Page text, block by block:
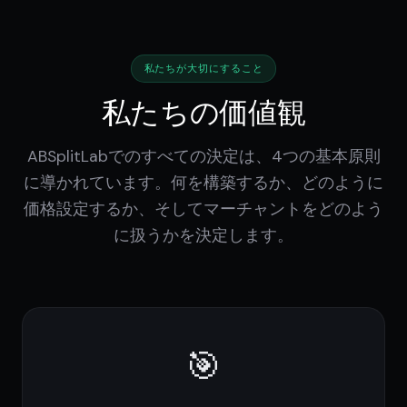
私たちが大切にすること
私たちの価値観
ABSplitLabでのすべての決定は、4つの基本原則
に導かれています。何を構築するか、どのように
価格設定するか、そしてマーチャントをどのよう
に扱うかを決定します。
🎯